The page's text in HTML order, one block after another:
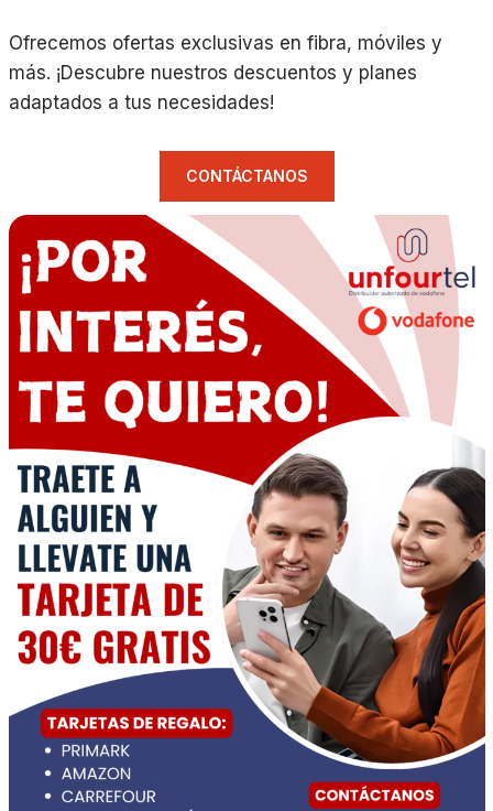
Ofrecemos ofertas exclusivas en fibra, móviles y
más. ¡Descubre nuestros descuentos y planes
adaptados a tus necesidades!
CONTÁCTANOS